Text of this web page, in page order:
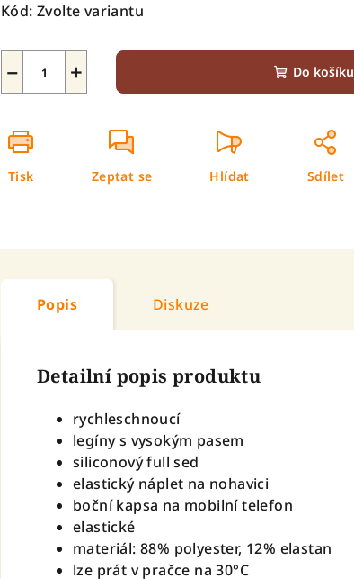
Kód: Zvolte variantu
+
− Do košíku
Tisk Zeptat se Hlídat Sdílet
Popis Diskuze
Detailní popis produktu
rychleschnoucí
legíny s vysokým pasem
siliconový full sed
elastický náplet na nohavici
boční kapsa na mobilní telefon
elastické
materiál:88% polyester, 12% elastan
lze prát v pračce na 30°C